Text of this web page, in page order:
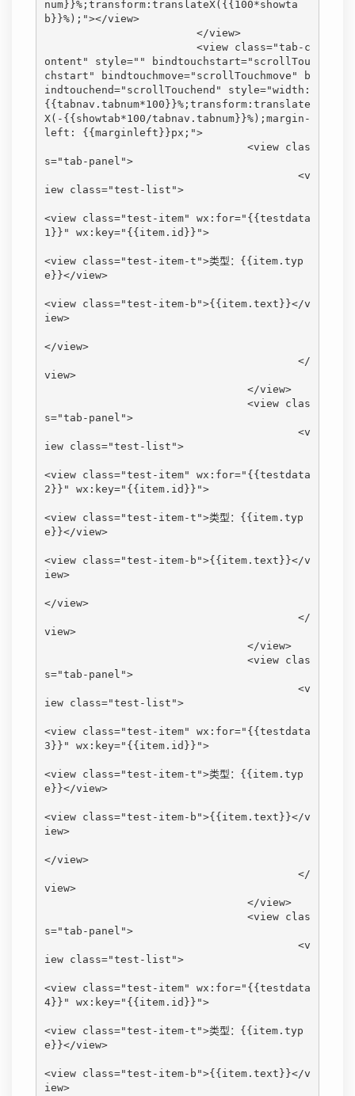
num}}%;transform:translateX({{100*showta
b}}%);"></view>
ontent" style="" bindtouchstart="scrollTou
chstart" bindtouchmove="scrollTouchmove" b
indtouchend="scrollTouchend" style="width:
{{tabnav.tabnum*100}}%;transform:translate
X(-{{showtab*100/tabnav.tabnum}}%);margin-
left: {{marginleft}}px;">
s="tab-panel">
iew class="test-list">
<view class="test-item" wx:for="{{testdata
1}}" wx:key="{{item.id}}">
<view class="test-item-t">类型：{{item.typ
e}}</view>
<view class="test-item-b">{{item.text}}</v
iew>
</view>
view>
s="tab-panel">
iew class="test-list">
<view class="test-item" wx:for="{{testdata
2}}" wx:key="{{item.id}}">
<view class="test-item-t">类型：{{item.typ
e}}</view>
<view class="test-item-b">{{item.text}}</v
iew>
</view>
view>
s="tab-panel">
iew class="test-list">
<view class="test-item" wx:for="{{testdata
3}}" wx:key="{{item.id}}">
<view class="test-item-t">类型：{{item.typ
e}}</view>
<view class="test-item-b">{{item.text}}</v
iew>
</view>
view>
s="tab-panel">
iew class="test-list">
<view class="test-item" wx:for="{{testdata
4}}" wx:key="{{item.id}}">
<view class="test-item-t">类型：{{item.typ
e}}</view>
<view class="test-item-b">{{item.text}}</v
iew>